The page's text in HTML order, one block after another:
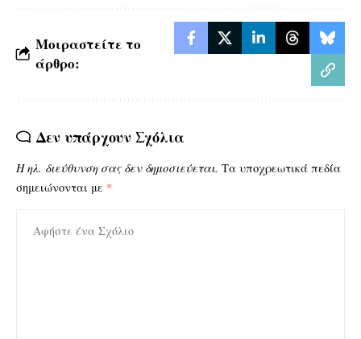
Μοιραστείτε το
άρθρο:
Δεν υπάρχουν Σχόλια
Η ηλ. διεύθυνση σας δεν δημοσιεύεται. Τα υποχρεωτικά πεδία
σημειώνονται με *